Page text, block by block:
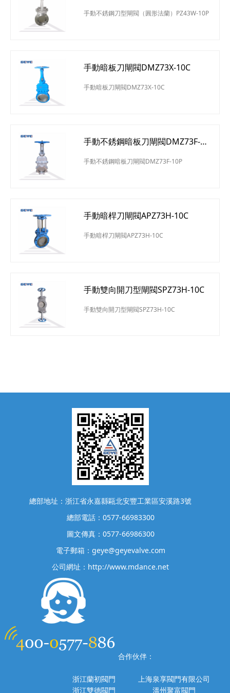
手動不銹鋼刀型閘閥（圓形法蘭）PZ43W-10P
手動暗板刀閘閥DMZ73X-10C
手動暗板刀閘閥DMZ73X-10C
手動不銹鋼暗板刀閘閥DMZ73F-
手動不銹鋼暗板刀閘閥DMZ73F-10P
手動暗桿刀閘閥APZ73H-10C
手動暗桿刀閘閥APZ73H-10C
手動雙向開刀型閘閥SPZ73H-10C
手動雙向開刀型閘閥SPZ73H-10C
總部地址：浙江省永嘉縣甌北安豐工業區安溪路3號
總部電話：0577-66983300
圖文傳真：0577-66986300
電子郵箱：geye@geyevalve.com
公司網址：http://www.mdance.net
合作伙伴：
浙江蘭初閥門
上海泉享閥門有限公司
浙江雙德閥門
溫州聚富閥門